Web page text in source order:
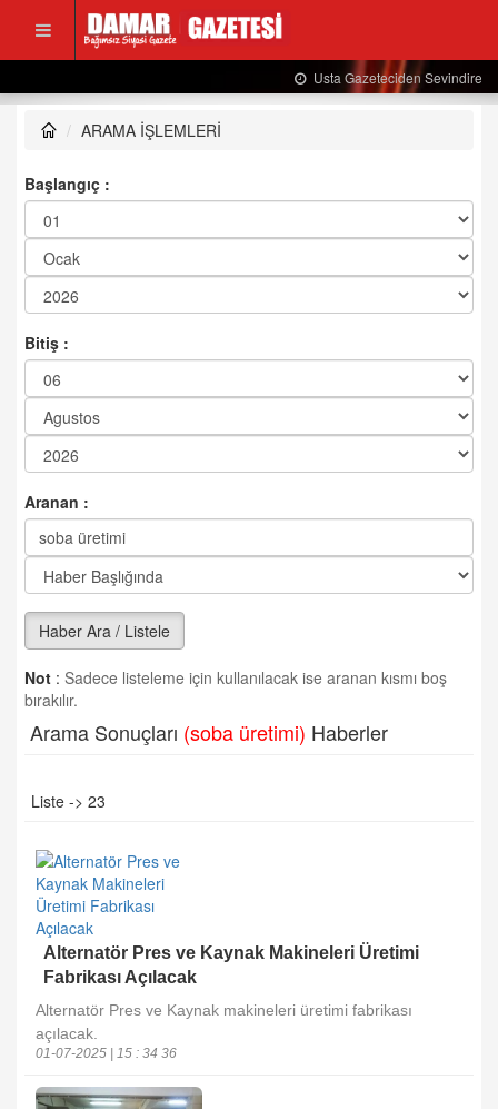
ARAMA İŞLEMLERİ
Başlangıç :
Bitiş :
Aranan :
Haber Ara / Listele
Not : Sadece listeleme için kullanılacak ise aranan kısmı boş
bırakılır.
Arama Sonuçları (soba üretimi) Haberler
Liste -> 23
Alternatör Pres ve Kaynak Makineleri Üretimi
Fabrikası Açılacak
Alternatör Pres ve Kaynak makineleri üretimi fabrikası
açılacak.
01-07-2025 | 15 : 34 36